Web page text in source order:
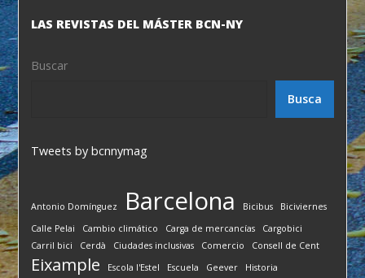
LAS REVISTAS DEL MÁSTER BCN-NY
Buscar
Busca
Tweets by bcnnymag
Antonio Domínguez Barcelona Bicibus
Biciviernes
Calle Pelai
Cambio climático Carga de mercancías
Cargobici
Carril bici
Cerdà Ciudades inclusivas Comercio Consell de Cent
Eixample Escola l'Estel Escuela Geever
Historia